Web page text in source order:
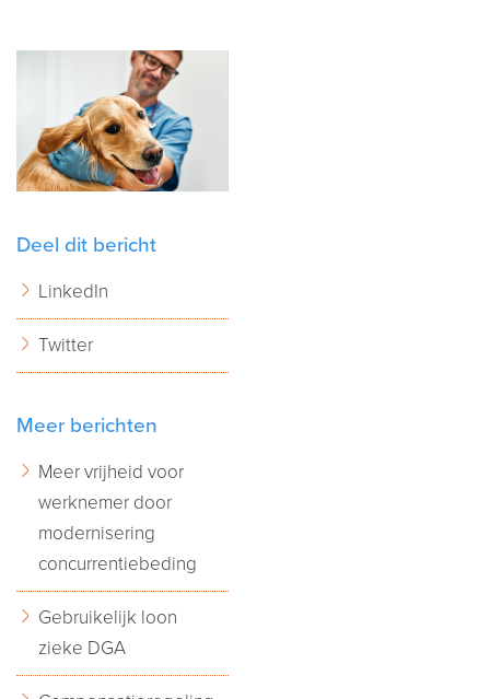
Deel dit bericht
LinkedIn
Twitter
Meer berichten
Meer vrijheid voor
werknemer door
modernisering
concurrentiebeding
Gebruikelijk loon
zieke DGA